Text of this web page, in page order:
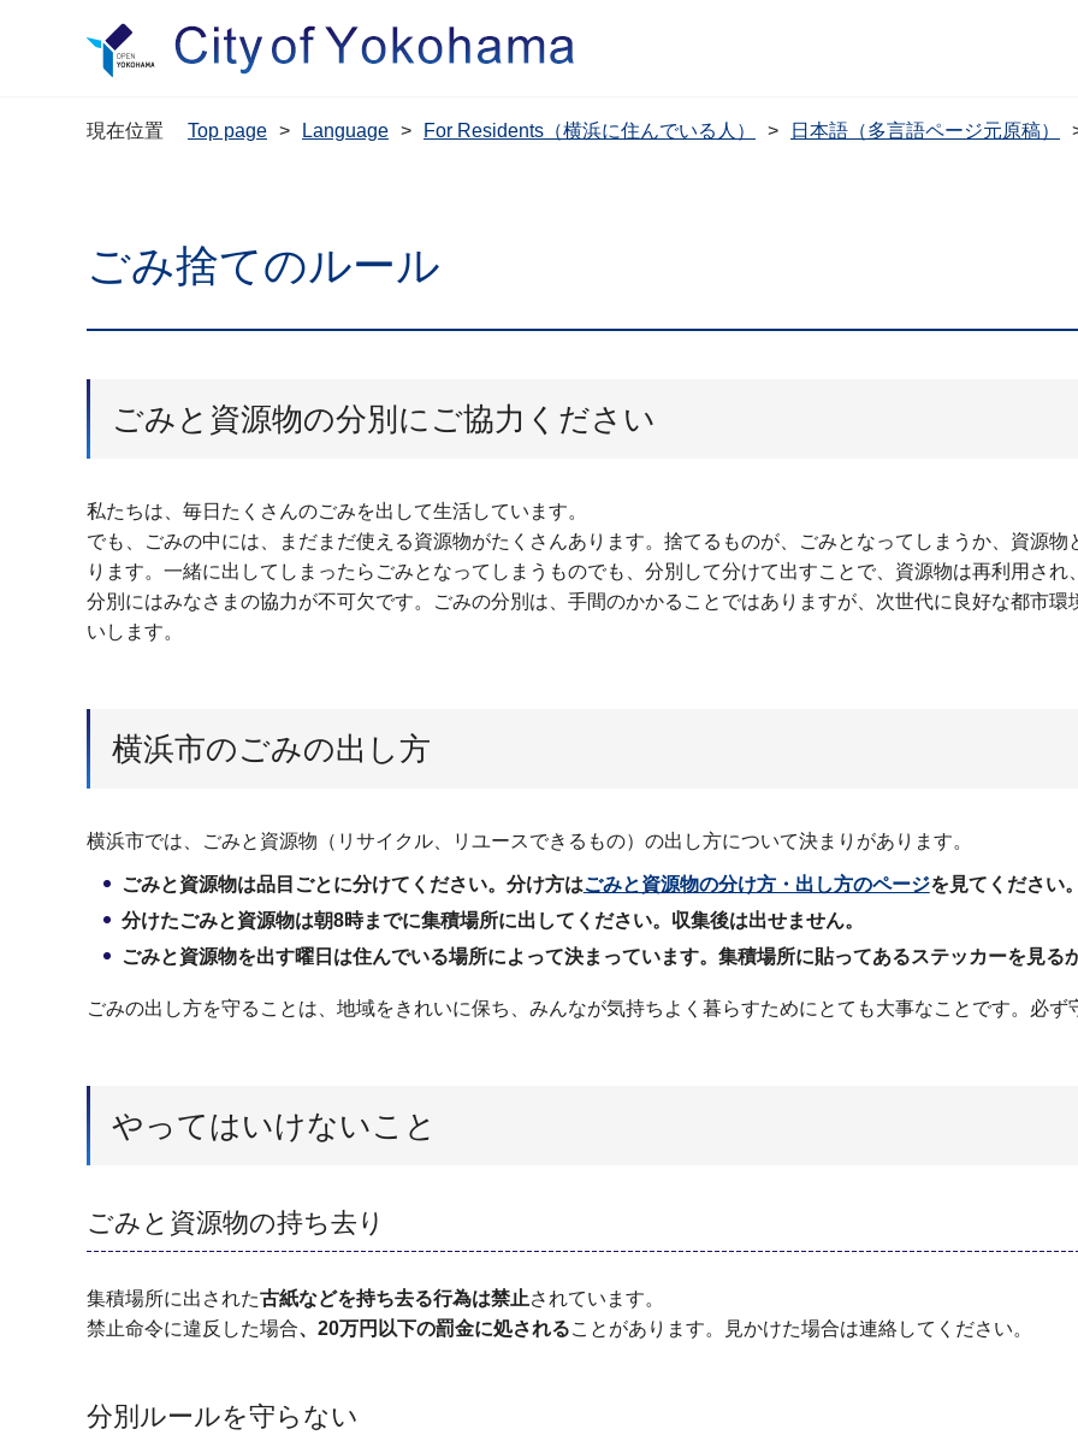
現在位置 Top page Language For Residents（横浜に住んでいる人） 日本語（多言語ページ元原稿）
ごみ捨てのルール
ごみと資源物の分別にご協力ください
私たちは、毎日たくさんのごみを出して生活しています。
でも、ごみの中には、まだまだ使える資源物がたくさんあります。捨てるものが、ごみとなってしまうか、資源
ります。一緒に出してしまったらごみとなってしまうものでも、分別して分けて出すことで、資源物は再利用され
分別にはみなさまの協力が不可欠です。ごみの分別は、手間のかかることではありますが、次世代に良好な都市
いします。
横浜市のごみの出し方
横浜市では、ごみと資源物（リサイクル、リユースできるもの）の出し方について決まりがあります。
ごみと資源物は品目ごとに分けてください。分け方はごみと資源物の分け方・出し方のページを見てください。
分けたごみと資源物は朝8時までに集積場所に出してください。収集後は出せません。
ごみと資源物を出す曜日は住んでいる場所によって決まっています。集積場所に貼ってあるステッカーを見る
ごみの出し方を守ることは、地域をきれいに保ち、みんなが気持ちよく暮らすためにとても大事なことです。必ず
やってはいけないこと
ごみと資源物の持ち去り
集積場所に出された古紙などを持ち去る行為は禁止されています。
禁止命令に違反した場合、20万円以下の罰金に処されることがあります。見かけた場合は連絡してください。
分別ルールを守らない